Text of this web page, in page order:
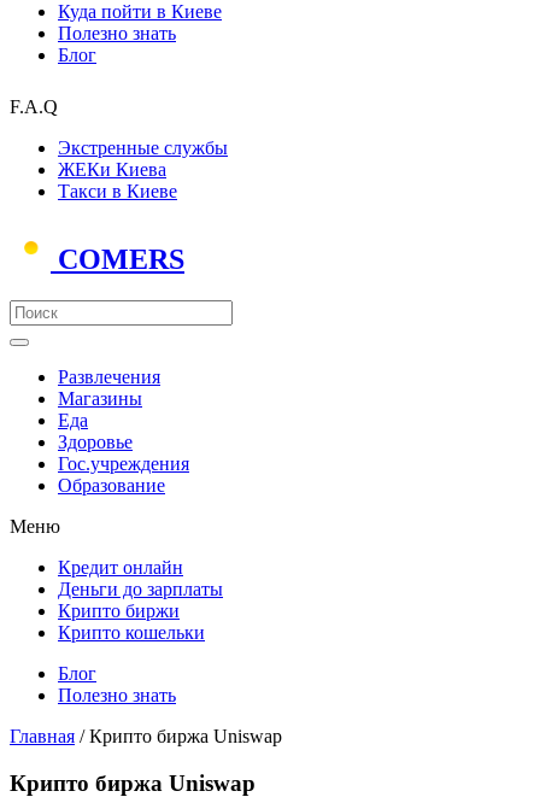
Куда пойти в Киеве
Полезно знать
Блог
F.A.Q
Экстренные службы
ЖЕКи Киева
Такси в Киеве
COMERS
Развлечения
Магазины
Еда
Здоровье
Гос.учреждения
Образование
Меню
Кредит онлайн
Деньги до зарплаты
Крипто биржи
Крипто кошельки
Блог
Полезно знать
Главная / Крипто биржа Uniswap
Крипто биржа Uniswap